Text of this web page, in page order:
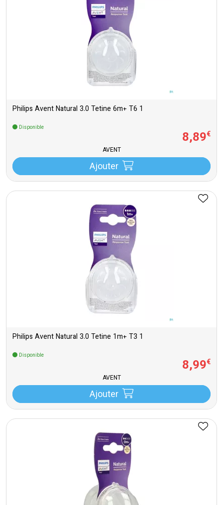
Philips Avent Natural 3.0 Tetine 6m+ T6 1
Disponible
8,89€
AVENT
Ajouter
Philips Avent Natural 3.0 Tetine 1m+ T3 1
Disponible
8,99€
AVENT
Ajouter